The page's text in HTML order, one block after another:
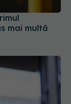
mai multă